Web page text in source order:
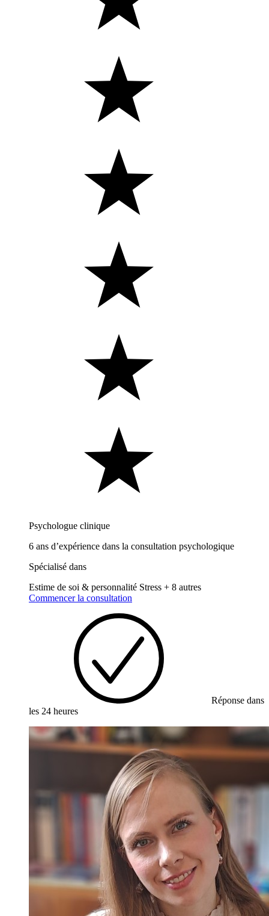
Psychologue clinique
6 ans d’expérience dans la consultation psychologique
Spécialisé dans
Estime de soi & personnalité Stress + 8 autres
Commencer la consultation
Réponse dans
les 24 heures